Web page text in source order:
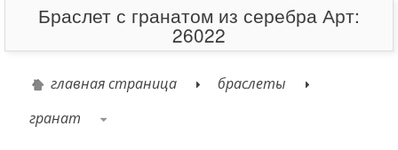
Браслет с гранатом из серебра Арт:
26022
главная страница
браслеты
гранат